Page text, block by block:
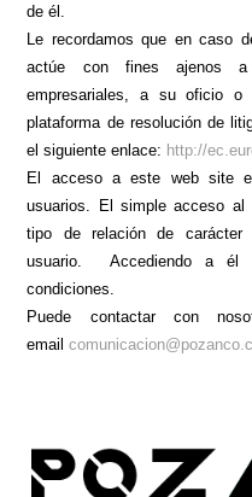
de él.
Le recordamos que en caso
actúe con fines ajenos a
empresariales, a su oficio
plataforma de resolución de
el siguiente enlace: http://
El acceso a este web site
usuarios. El simple acceso al
tipo de relación de
usuario.
Accediendo a él
condiciones.
Puede contactar con
email